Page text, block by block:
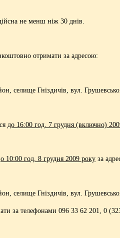
не менш ніж 30 днів.
отримати за адресою:
селище Гніздичів, вул.
до 16:00 год. 7 грудня (включно)
о 10:00 год. 8 грудня 2009 року за
селище Гніздичів, вул.
за телефонами 096 33 62 201, 0